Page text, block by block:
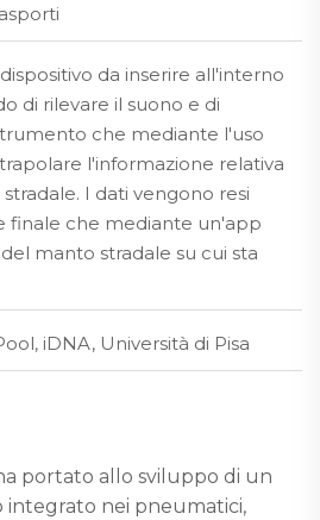
da inserire all'interno
di rilevare il suono e di
che mediante l'uso
l'informazione relativa
I dati vengono resi
finale che mediante un'app
manto stradale su cui sta
iDNA, Università di Pisa
portato allo sviluppo di un
integrato nei pneumatici,